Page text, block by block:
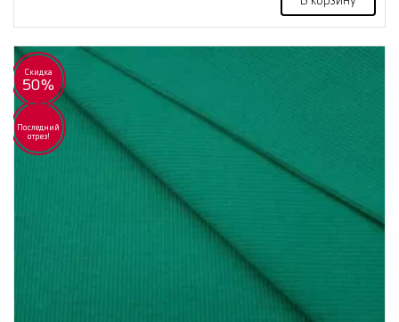
Скидка
50%
Последний
отрез!